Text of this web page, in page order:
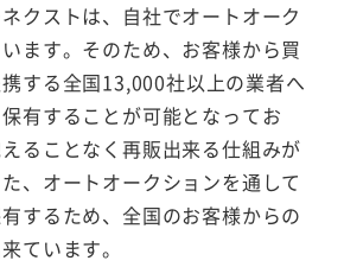
クストは、自社でオートオーク
ます。そのため、お客様から買
する全国13,000社以上の業者へ
有することが可能となってお
ることなく再販出来る仕組みが
、オートオークションを通して
するため、全国のお客様からの
ています。